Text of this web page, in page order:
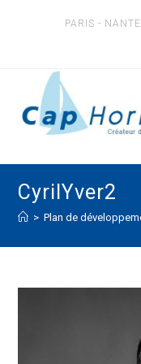
PARIS -
CyrilYver2
> Plan de